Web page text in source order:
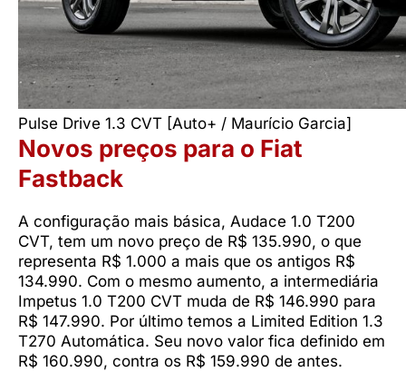
Pulse Drive 1.3 CVT [Auto+ / Maurício Garcia]
Novos preços para o Fiat
Fastback
A configuração mais básica, Audace 1.0 T200
CVT, tem um novo preço de R$ 135.990, o que
representa R$ 1.000 a mais que os antigos R$
134.990. Com o mesmo aumento, a intermediária
Impetus 1.0 T200 CVT muda de R$ 146.990 para
R$ 147.990. Por último temos a Limited Edition 1.3
T270 Automática. Seu novo valor fica definido em
R$ 160.990, contra os R$ 159.990 de antes.